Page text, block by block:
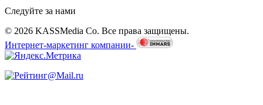
Следуйте за нами
© 2026 KASSMedia Co. Все права защищены.
Интернет-маркетинг компании-